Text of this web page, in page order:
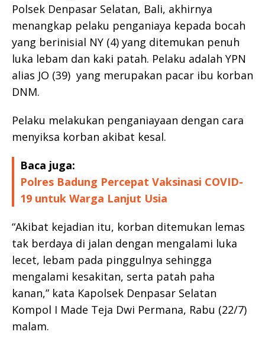
Polsek Denpasar Selatan, Bali, akhirnya
menangkap pelaku penganiaya kepada bocah
yang berinisial NY (4) yang ditemukan penuh
luka lebam dan kaki patah. Pelaku adalah YPN
alias JO (39) yang merupakan pacar ibu korban
DNM.
Pelaku melakukan penganiayaan dengan cara
menyiksa korban akibat kesal.
Baca juga:
Polres Badung Percepat Vaksinasi COVID-
19 untuk Warga Lanjut Usia
“Akibat kejadian itu, korban ditemukan lemas
tak berdaya di jalan dengan mengalami luka
lecet, lebam pada pinggulnya sehingga
mengalami kesakitan, serta patah paha
kanan,” kata Kapolsek Denpasar Selatan
Kompol I Made Teja Dwi Permana, Rabu (22/7)
malam.